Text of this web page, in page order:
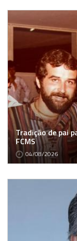
Tradição de pai
FCMS
04/08/2026